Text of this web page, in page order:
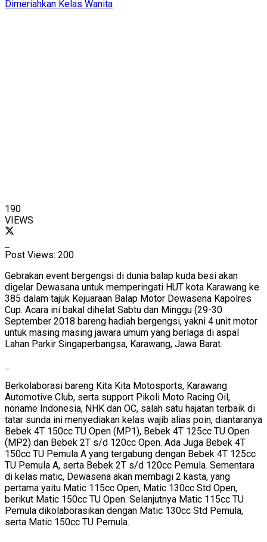
190
VIEWS
Post Views: 200
Gebrakan event bergengsi di dunia balap kuda besi akan
digelar Dewasana untuk memperingati HUT kota Karawang ke
385 dalam tajuk Kejuaraan Balap Motor Dewasena Kapolres
Cup. Acara ini bakal dihelat Sabtu dan Minggu (29-30
September 2018 bareng hadiah bergengsi, yakni 4 unit motor
untuk masing masing jawara umum yang berlaga di aspal
Lahan Parkir Singaperbangsa, Karawang, Jawa Barat.
Berkolaborasi bareng Kita Kita Motosports, Karawang
Automotive Club, serta support Pikoli Moto Racing Oil,
noname Indonesia, NHK dan OC, salah satu hajatan terbaik di
tatar sunda ini menyediakan kelas wajib alias poin, diantaranya
Bebek 4T 150cc TU Open (MP1), Bebek 4T 125cc TU Open
(MP2) dan Bebek 2T s/d 120cc Open. Ada Juga Bebek 4T
150cc TU Pemula A yang tergabung dengan Bebek 4T 125cc
TU Pemula A, serta Bebek 2T s/d 120cc Pemula. Sementara
di kelas matic, Dewasena akan membagi 2 kasta, yang
pertama yaitu Matic 115cc Open, Matic 130cc Std Open,
berikut Matic 150cc TU Open. Selanjutnya Matic 115cc TU
Pemula dikolaborasikan dengan Matic 130cc Std Pemula,
serta Matic 150cc TU Pemula.